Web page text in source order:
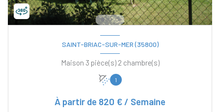
SAINT-BRIAC-SUR-MER (35800)
Maison 3 pièce(s) 2 chambre(s)
1
À partir de 820 € / Semaine